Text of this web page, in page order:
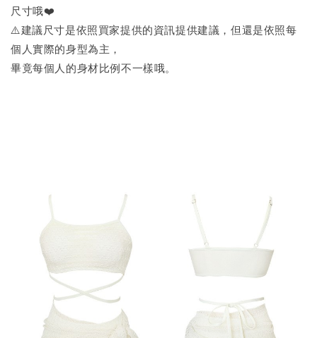
尺寸哦❤️
⚠️建議尺寸是依照買家提供的資訊提供建議，但還是依照每
個人實際的身型為主，
畢竟每個人的身材比例不一樣哦。